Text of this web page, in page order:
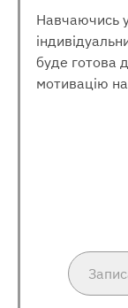
Навчаючись
буде готова
мотивацію